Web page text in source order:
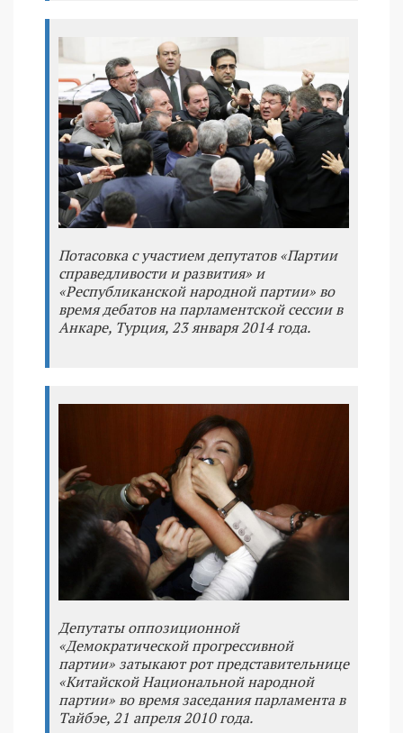
Потасовка с участием депутатов «Партии
справедливости и развития» и
«Республиканской народной партии» во
время дебатов на парламентской сессии в
Анкаре, Турция, 23 января 2014 года.
Депутаты оппозиционной
«Демократической прогрессивной
партии» затыкают рот представительнице
«Китайской Национальной народной
партии» во время заседания парламента в
Тайбэе, 21 апреля 2010 года.